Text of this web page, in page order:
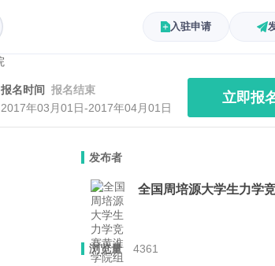
入驻申请
报名时间 报名结束
2017年03月01日-2017年04月01日
立即报
发布者
浏览量
4361